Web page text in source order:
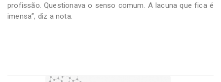
profissão. Questionava o senso comum. A lacuna que fica é
imensa”, diz a nota.